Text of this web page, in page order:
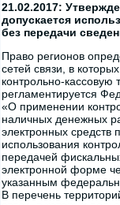
21.02.2017:
допускается
без передачи
Право регионов
сетей связи, в
контрольно-кассовую
регламентируется
«О применении
наличных денежных
электронных средств
использования
передачей
электронной форме
указанным
В перечень